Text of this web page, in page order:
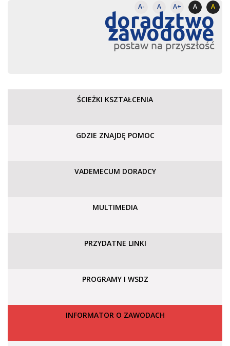
A- A A+ A A
doradztwo
zawodowe
postaw na przyszłość
ŚCIEŻKI KSZTAŁCENIA
GDZIE ZNAJDĘ POMOC
VADEMECUM DORADCY
MULTIMEDIA
PRZYDATNE LINKI
PROGRAMY I WSDZ
INFORMATOR O ZAWODACH